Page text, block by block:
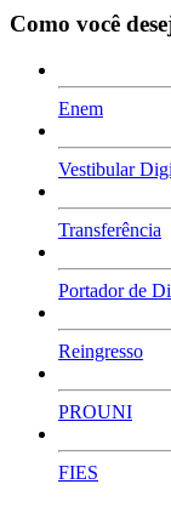
Como você
Enem
Vestibular
Transferência
Portador de
Reingresso
PROUNI
FIES